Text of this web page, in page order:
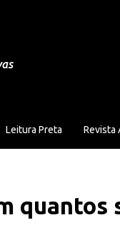
Leitura Preta Revista
quantos